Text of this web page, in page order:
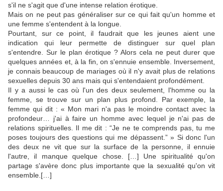
s'il ne s'agit que d'une intense relation érotique.
Mais on ne peut pas généraliser sur ce qui fait qu'un homme et
une femme s'entendent à la longue.
Pourtant, sur ce point, il faudrait que les jeunes aient une
indication qui leur permette de distinguer sur quel plan
s'entendre. Sur le plan érotique ? Alors cela ne peut durer que
quelques années et, à la fin, on s'ennuie ensemble. Inversement,
je connais beaucoup de mariages où il n'y avait plus de relations
sexuelles depuis 30 ans mais qui s'entendaient profondément.
Il y a aussi le cas où l'un des deux seulement, l'homme ou la
femme, se trouve sur un plan plus profond. Par exemple, la
femme qui dit : « Mon mari n'a pas le moindre contact avec la
profondeur… j'ai à faire un homme avec lequel je n'ai pas de
relations spirituelles. Il me dit : “Je ne te comprends pas, tu me
poses toujours des questions qui me dépassent.” » Si donc l'un
des deux ne vit que sur la surface de la personne, il ennuie
l'autre, il manque quelque chose. […] Une spiritualité qu'on
partage s'avère donc plus importante que la sexualité qu'on vit
ensemble.[…]